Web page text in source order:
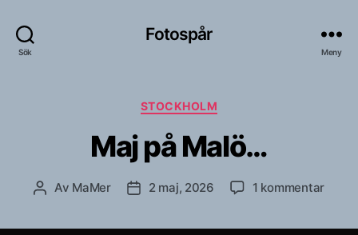
Sök
Fotospår
Meny
Kategorier
STOCKHOLM
Maj på Malö…
Inläggsförfattare
Av MaMer Inläggsdatum
2 maj, 2026 1 kommentartill